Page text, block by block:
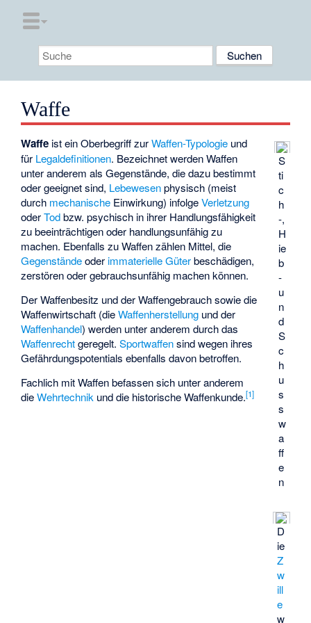
Waffe
S
ti
c
h
-,
H
ie
b
-
u
n
d
S
c
h
u
s
s
w
a
ff
e
n
D
ie
Z
w
ill
e
w
Waffe ist ein Oberbegriff zurWaffen-Typologie und
für Legaldefinitionen. Bezeichnet werden Waffen
unter anderem als Gegenstände, die dazu bestimmt
oder geeignet sind, Lebewesenphysisch (meist
durch mechanische Einwirkung) infolgeVerletzung
oderTodbzw. psychisch in ihrer Handlungsfähigkeit
zu beeinträchtigen oder handlungsunfähig zu
machen. Ebenfalls zu Waffen zählen Mittel, die
Gegenständeoder immaterielle Güterbeschädigen,
zerstören oder gebrauchsunfähig machen können.
Der Waffenbesitz und derWaffengebrauchsowie die
Waffenwirtschaft (dieWaffenherstellung und der
Waffenhandel) werden unter anderem durch das
Waffenrechtgeregelt.Sportwaffensind wegen ihres
Gefährdungspotentials ebenfalls davon betroffen.
Fachlich mit Waffen befassen sich unter anderem
dieWehrtechnik und die historische Waffenkunde.[1]